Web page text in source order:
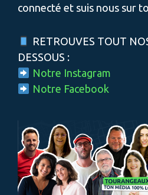
connecté et suis nous sur
RETROUVES TOUT
DESSOUS :
Notre Instagram
Notre Facebook